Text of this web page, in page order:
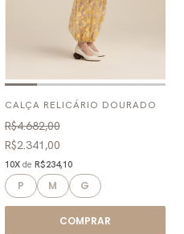
CALÇA RELICÁRIO DOURADO
R$4.682,00
R$2.341,00
10X de R$234,10
P M G
COMPRAR